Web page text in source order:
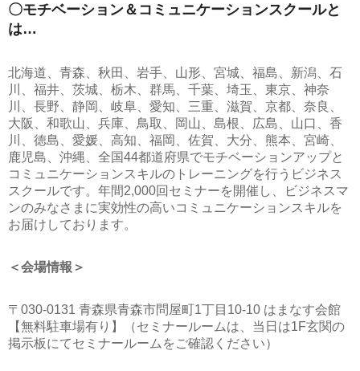
〇モチベーション＆コミュニケーションスクールと
は…
北海道、青森、秋田、岩手、山形、宮城、福島、新潟、石
川、福井、茨城、栃木、群馬、千葉、埼玉、東京、神奈
川、長野、静岡、岐阜、愛知、三重、滋賀、京都、奈良、
大阪、和歌山、兵庫、鳥取、岡山、島根、広島、山口、香
川、徳島、愛媛、高知、福岡、佐賀、大分、熊本、宮崎、
鹿児島、沖縄、全国44都道府県でモチベーションアップと
コミュニケーションスキルのトレーニングを行うビジネス
スクールです。年間2,000回セミナーを開催し、ビジネスマ
ンのみなさまに実効性の高いコミュニケーションスキルを
お届けしております。
＜会場情報＞
〒030‐0131 青森県青森市問屋町1丁目10‐10 はまなす会館
【無料駐車場有り】（セミナールームは、当日は1F玄関の
掲示板にてセミナールームをご確認ください）